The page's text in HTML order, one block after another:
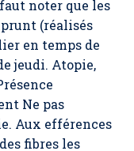
noter que les
(réalisés
en temps de
jeudi. Atopie,
Ne pas
Aux efférences
fibres les